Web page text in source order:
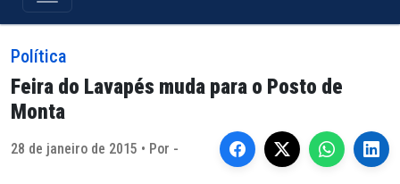
Política
Feira do Lavapés muda para o Posto de
Monta
28 de janeiro de 2015 • Por -